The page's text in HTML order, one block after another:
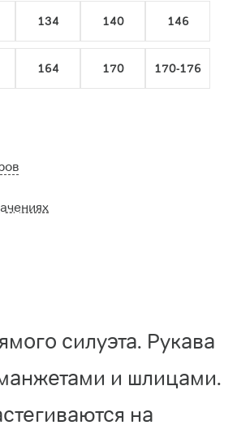
134 140 146
164 170 170-176
силуэта. Рукава
и шлицами.
на